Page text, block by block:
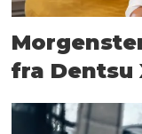
fra Dentsu